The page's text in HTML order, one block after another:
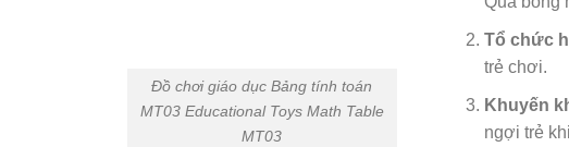
Đồ chơi giáo dục Bảng tính toán
MT03 Educational Toys Math Table
MT03
Tổ chức
trẻ chơi.
Khuyến
ngợi trẻ